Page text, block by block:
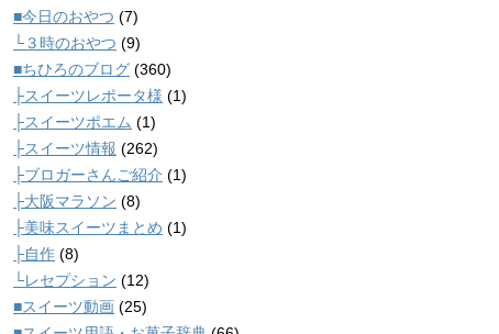
■今日のおやつ (7)
└３時のおやつ (9)
■ちひろのブログ (360)
├スイーツレポータ様 (1)
├スイーツポエム (1)
├スイーツ情報 (262)
├ブロガーさんご紹介 (1)
├大阪マラソン (8)
├美味スイーツまとめ (1)
├自作 (8)
└レセプション (12)
■スイーツ動画 (25)